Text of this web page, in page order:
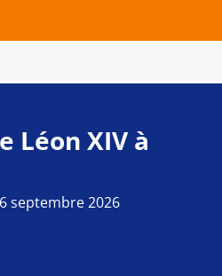
Léon XIV à
septembre 2026